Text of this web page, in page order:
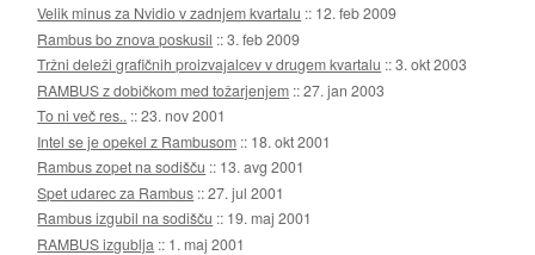
Velik minus za Nvidio v zadnjem kvartalu :: 12. feb 2009
Rambus bo znova poskusil ::3. feb 2009
Tržni deleži grafičnih proizvajalcev v drugem kvartalu ::3. okt 2003
RAMBUS z dobičkom med tožarjenjem ::27. jan 2003
To ni več res.. ::23. nov 2001
Intel se je opekel z Rambusom :: 18. okt 2001
Rambus zopet na sodišču :: 13. avg 2001
Spet udarec za Rambus ::27. jul 2001
Rambus izgubil na sodišču :: 19. maj 2001
RAMBUS izgublja :: 1. maj 2001